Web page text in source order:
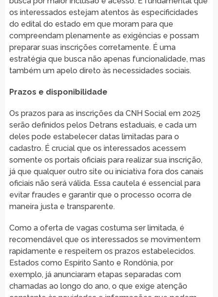
os interessados estejam atentos às especificidades
do edital do estado em que moram para que
compreendam plenamente as exigências e possam
preparar suas inscrições corretamente. É uma
estratégia que busca não apenas funcionalidade, mas
também um apelo direto às necessidades sociais.
Prazos e disponibilidade
Os prazos para as inscrições da CNH Social em 2025
serão definidos pelos Detrans estaduais, e cada um
deles pode estabelecer datas limitadas para o
cadastro. É crucial que os interessados acessem
somente os portais oficiais para realizar sua inscrição,
já que qualquer outro site ou iniciativa fora dos canais
oficiais não será válida. Essa cautela é essencial para
evitar fraudes e garantir que o processo ocorra de
maneira justa e transparente.
Como a oferta de vagas costuma ser limitada, é
recomendável que os interessados se movimentem
rapidamente e respeitem os prazos estabelecidos.
Estados como Espírito Santo e Rondônia, por
exemplo, já anunciaram etapas separadas com
chamadas ao longo do ano, o que exige atenção